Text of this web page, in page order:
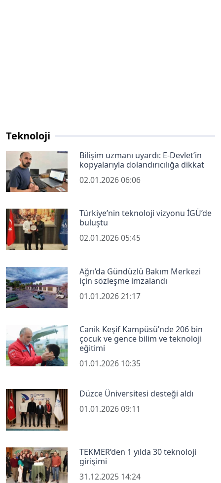
Teknoloji
Bilişim uzmanı uyardı: E-Devlet’in
kopyalarıyla dolandırıcılığa dikkat
02.01.2026 06:06
Türkiye’nin teknoloji vizyonu İGÜ’de
buluştu
02.01.2026 05:45
Ağrı’da Gündüzlü Bakım Merkezi
için sözleşme imzalandı
01.01.2026 21:17
Canik Keşif Kampüsü’nde 206 bin
çocuk ve gence bilim ve teknoloji
eğitimi
01.01.2026 10:35
Düzce Üniversitesi desteği aldı
01.01.2026 09:11
TEKMER’den 1 yılda 30 teknoloji
girişimi
31.12.2025 14:24